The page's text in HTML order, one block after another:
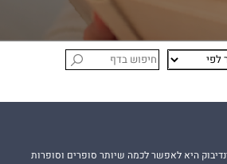
היא לאפשר לכמה שיותר סופרים וסופרות